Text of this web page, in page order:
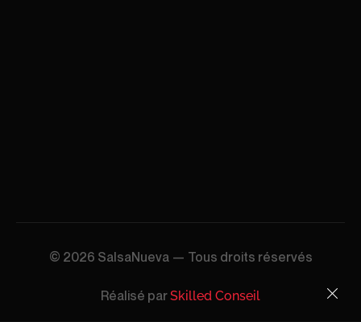
© 2026 SalsaNueva — Tous droits réservés
Réalisé parSkilled Conseil